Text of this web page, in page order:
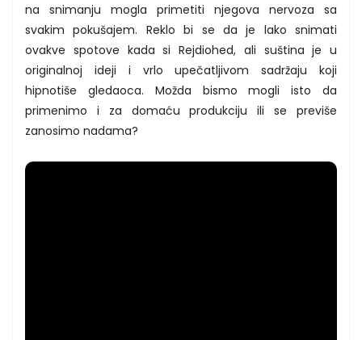
na snimanju mogla primetiti njegova nervoza sa
svakim pokušajem. Reklo bi se da je lako snimati
ovakve spotove kada si Rejdiohed, ali suština je u
originalnoj ideji i vrlo upečatljivom sadržaju koji
hipnotiše gledaoca. Možda bismo mogli isto da
primenimo i za domaću produkciju ili se previše
zanosimo nadama?